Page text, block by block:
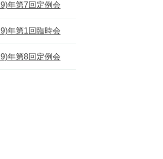
年第7回定例会
年第1回臨時会
年第8回定例会